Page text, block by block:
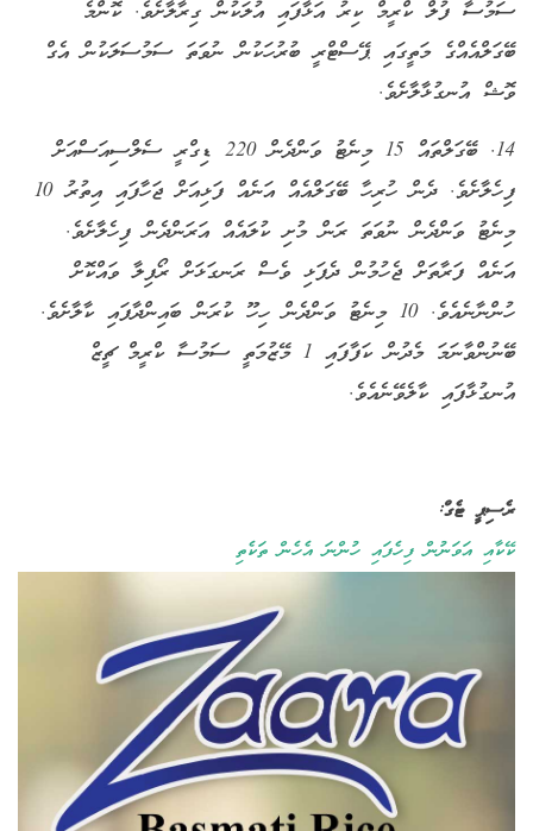
ސަމުސާ ފުލް ކްރީމް ކިރު އަޅާފައި އުލަކުން ގިރާލާށެވެ. ކޮންމެ
ބޭގަލްއެއްގެ މަތީގައި ޕޭސްޓްރީ ބުރުހަކުން ނުވަތަ ސަމުސަލަކުން އެގް
ވޮޝް އުނގުޅާލާށެވެ.
14. ބޭގަލްތައް 15 މިނެޓު ވަންދެން 220 ޑިގްރީ ސެލްސިއަސްއަށް
ފިހެލާށެވެ. ދެން ހުރިހާ ބޭގަލްއެއް އަނެއް ފަޅިއަށް ޖަހާފައި އިތުރު 10
މިނެޓު ވަންދެން ނުވަތަ ރަން މުށި ކުލައެއް އަރަންދެން ފިހެލާށެވެ.
އަނެއް ފަރާތަށް ޖެހުމުން ދެފަޅި ވެސް ރަނގަޅަށް ރޯފިލާ ވައްކޮށް
ހުންނާނެއެވެ. 10 މިނެޓު ވަންދެން ހިހޫ ކުރަން ބައިންދާފައި ކާލާށެވެ.
ބޭނުންވާނަމަ މެދުން ކަފާފައި 1 މޭޒުމަތީ ސަމުސާ ކްރީމް ޗީޒް
އުނގުޅާފައި ކާލެވޭނެއެވެ.
ރެސިޕީ ޓެގް:
ކޭކާއި އަވަނުން ފިހެފައި ހުންނަ އެހެން ތަކެތި